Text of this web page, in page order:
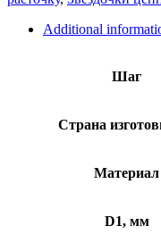
Additional
Шаг
Страна
Материал
D1, мм